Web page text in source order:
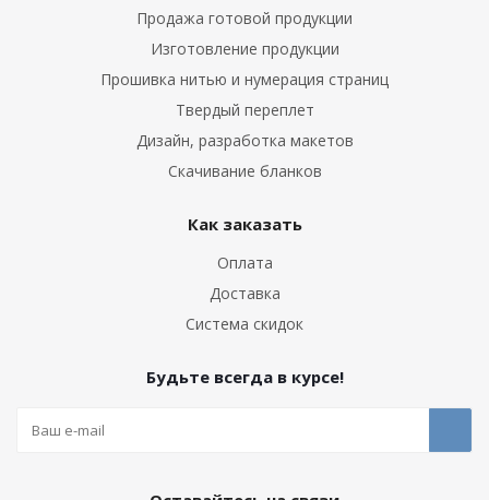
Продажа готовой продукции
Изготовление продукции
Прошивка нитью и нумерация страниц
Твердый переплет
Дизайн, разработка макетов
Скачивание бланков
Как заказать
Оплата
Доставка
Система скидок
Будьте всегда в курсе!